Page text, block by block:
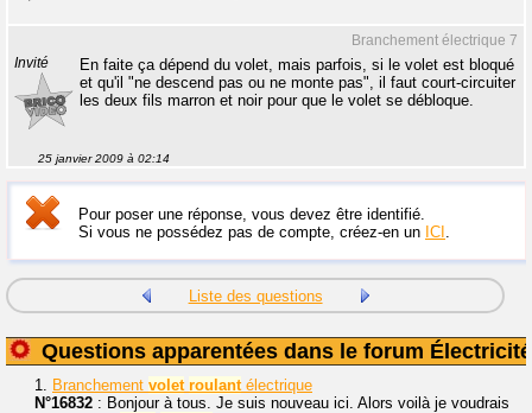
Branchement électrique 7
Invité
En faite ça dépend du volet, mais parfois, si le volet est bloqué
et qu'il "ne descend pas ou ne monte pas", il faut court-circuiter
les deux fils marron et noir pour que le volet se débloque.
25 janvier 2009 à 02:14
Pour poser une réponse, vous devez être identifié.
Si vous ne possédez pas de compte, créez-en un ICI .
Liste des questions
Questions apparentées dans le forum Électricité
1. Branchement volet roulantélectrique
N°16832 : Bonjour à tous. Je suis nouveau ici. Alors voilà je voudrais